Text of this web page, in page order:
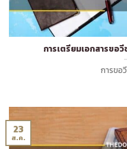
การเตรียมเอกสารขอ
การขอ
23
ส.ค.